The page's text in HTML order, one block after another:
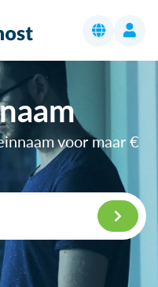
voor maar €